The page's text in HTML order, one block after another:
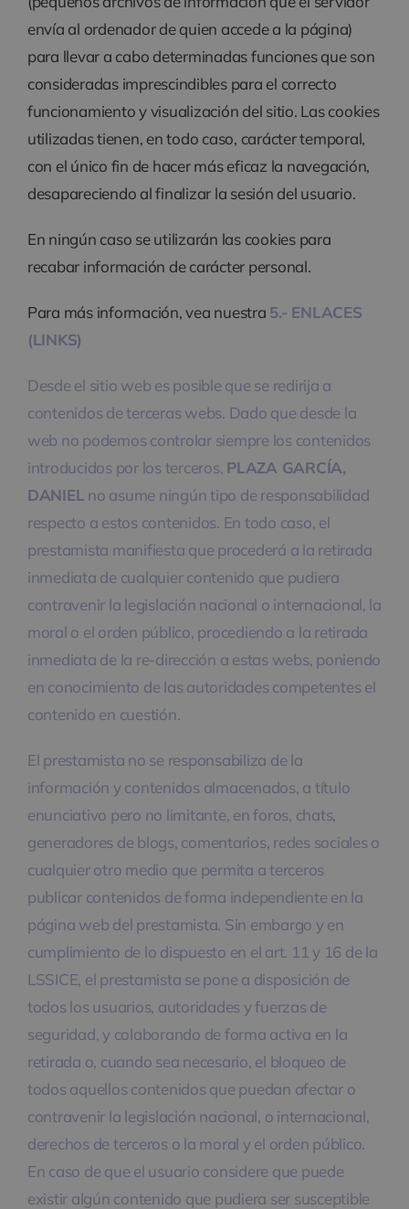
envía al ordenador de quien accede a la página)
para llevar a cabo determinadas funciones que son
consideradas imprescindibles para el correcto
funcionamiento y visualización del sitio. Las cookies
utilizadas tienen, en todo caso, carácter temporal,
con el único fin de hacer más eficaz la navegación,
desapareciendo al finalizar la sesión del usuario.
En ningún caso se utilizarán las cookies para
recabar información de carácter personal.
Para más información, vea nuestra 5.- ENLACES
(LINKS)
Desde el sitio web es posible que se redirija a
contenidos de terceras webs. Dado que desde la
web no podemos controlar siempre los contenidos
introducidos por los terceros, PLAZA GARCÍA,
DANIEL no asume ningún tipo de responsabilidad
respecto a estos contenidos. En todo caso, el
prestamista manifiesta que procederá a la retirada
inmediata de cualquier contenido que pudiera
contravenir la legislación nacional o internacional, la
moral o el orden público, procediendo a la retirada
inmediata de la re-dirección a estas webs, poniendo
en conocimiento de las autoridades competentes el
contenido en cuestión.
El prestamista no se responsabiliza de la
información y contenidos almacenados, a título
enunciativo pero no limitante, en foros, chats,
generadores de blogs, comentarios, redes sociales o
cualquier otro medio que permita a terceros
publicar contenidos de forma independiente en la
página web del prestamista. Sin embargo y en
cumplimiento de lo dispuesto en el art. 11 y 16 de la
LSSICE, el prestamista se pone a disposición de
todos los usuarios, autoridades y fuerzas de
seguridad, y colaborando de forma activa en la
retirada o, cuando sea necesario, el bloqueo de
todos aquellos contenidos que puedan afectar o
contravenir la legislación nacional, o internacional,
derechos de terceros o la moral y el orden público.
En caso de que el usuario considere que puede
existir algún contenido que pudiera ser susceptible